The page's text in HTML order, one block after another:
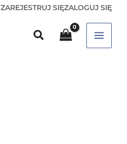
ZAREJESTRUJ SIĘZALOGUJ SIĘ